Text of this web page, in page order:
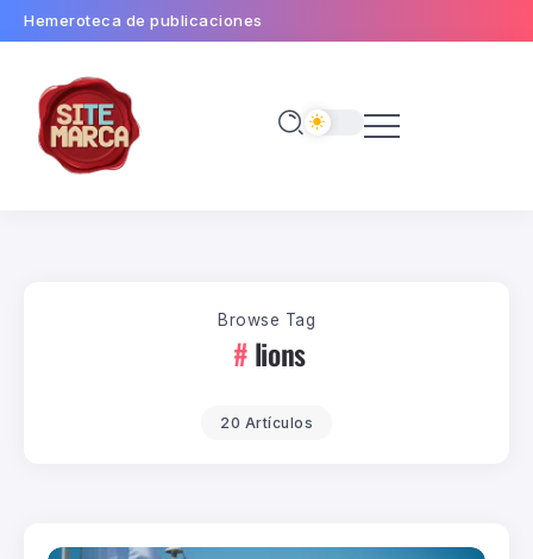
Hemeroteca de publicaciones
Browse Tag
lions
20 Artículos